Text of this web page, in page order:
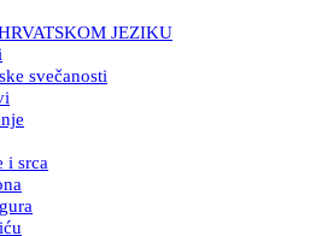
JEZIKU
svečanosti
i srca